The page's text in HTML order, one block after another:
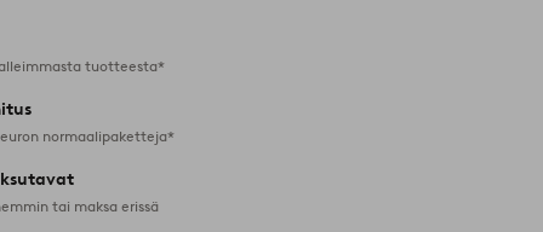
tuotteesta*
normaalipaketteja*
tai maksa erissä